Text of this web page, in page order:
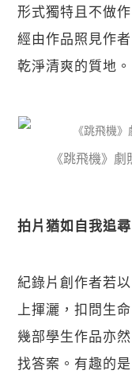
形式獨特且不做
經由作品照見作
乾淨清爽的質地。
《跳飛機》
拍片猶如自我追
紀錄片創作者若
上揮灑，扣問生
幾部學生作品亦
找答案。有趣的